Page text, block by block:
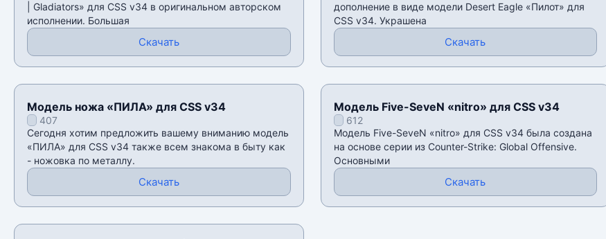
| Gladiators» для CSS v34 в оригинальном авторском
исполнении. Большая
Скачать
дополнение в виде модели Desert Eagle «Пилот» для
CSS v34. Украшена
Скачать
Модель ножа «ПИЛА» для CSS v34
407
Сегодня хотим предложить вашему вниманию модель
«ПИЛА» для CSS v34 также всем знакома в быту как
- ножовка по металлу.
Скачать
Модель Five-SeveN «nitro» для CSS v34
612
Модель Five-SeveN «nitro» для CSS v34 была создана
на основе серии из Counter-Strike: Global Offensive.
Основными
Скачать